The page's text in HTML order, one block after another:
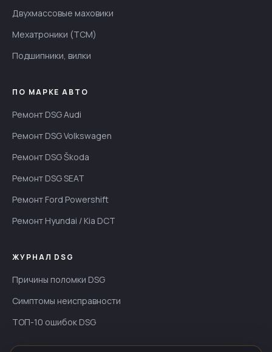
Двухмассовые маховики
Мехатроники (TCM)
Подшипники, вилки
ПО МАРКЕ АВТО
Ремонт DSG Audi
Ремонт DSG Volkswagen
Ремонт DSG Škoda
Ремонт DSG SEAT
Ремонт Ford Powershift
Ремонт Hyundai / Kia DCT
ЖУРНАЛ DSG
Причины поломки DSG
Симптомы неисправности
ТОП-10 ошибок DSG